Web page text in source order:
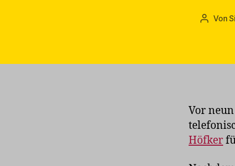
Von
Vor
Höfker